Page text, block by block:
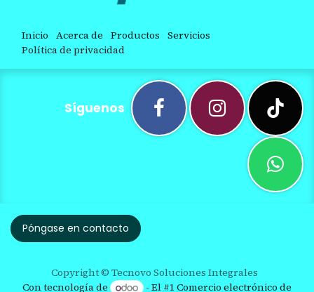
Inicio Acerca de Productos Servicios
Política de privacidad
Síguenos
Póngase en contacto
Copyright © Tecnovo Soluciones Integrales
Con tecnología de
- El #1Comercio electrónico de